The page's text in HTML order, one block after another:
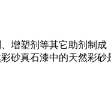
塑剂等其它助剂制成
砂真石漆中的天然彩砂